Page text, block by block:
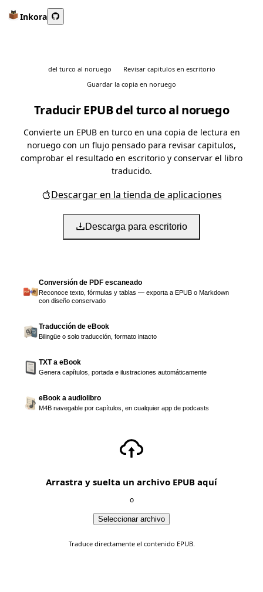
Inkora
del turco al noruego
Revisar capitulos en escritorio
Guardar la copia en noruego
Traducir EPUB del turco al noruego
Convierte un EPUB en turco en una copia de lectura en
noruego con un flujo pensado para revisar capitulos,
comprobar el resultado en escritorio y conservar el libro
traducido.
Descargar en la tienda de aplicaciones
Descarga para escritorio
Conversión de PDF escaneado
Reconoce texto, fórmulas y tablas — exporta a EPUB o Markdown
con diseño conservado
Traducción de eBook
Bilingüe o solo traducción, formato intacto
TXT a eBook
Genera capítulos, portada e ilustraciones automáticamente
eBook a audiolibro
M4B navegable por capítulos, en cualquier app de podcasts
Arrastra y suelta un archivo EPUB aquí
o
Seleccionar archivo
Traduce directamente el contenido EPUB.